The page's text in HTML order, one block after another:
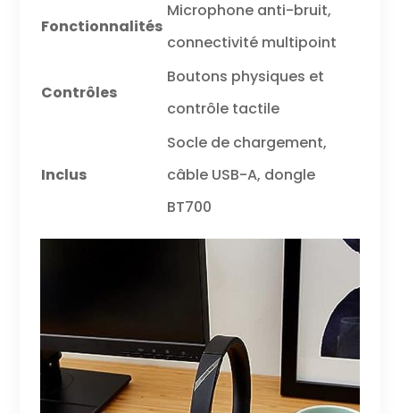
Fonctionnalités
Microphone anti-bruit,
connectivité multipoint
Contrôles
Boutons physiques et
contrôle tactile
Inclus
Socle de chargement,
câble USB-A, dongle
BT700